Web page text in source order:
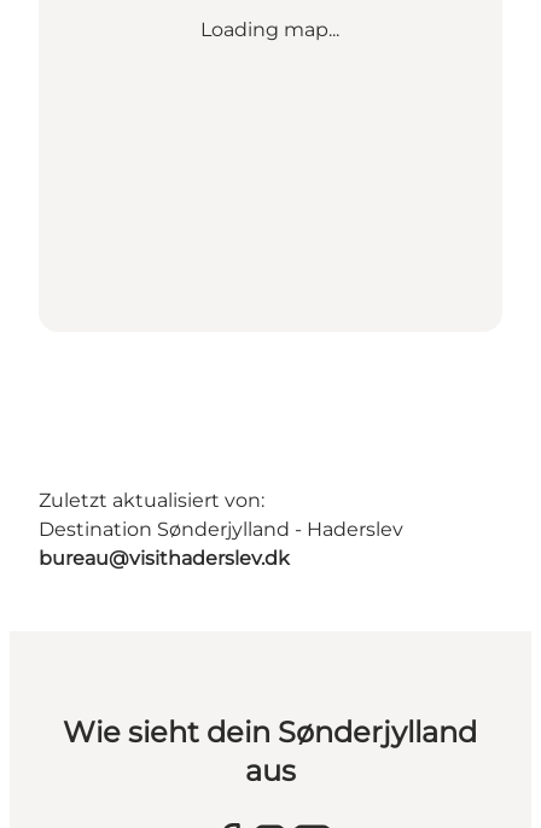
Loading map...
Zuletzt aktualisiert von:
Destination Sønderjylland - Haderslev
bureau@visithaderslev.dk
Wie sieht dein Sønderjylland
aus